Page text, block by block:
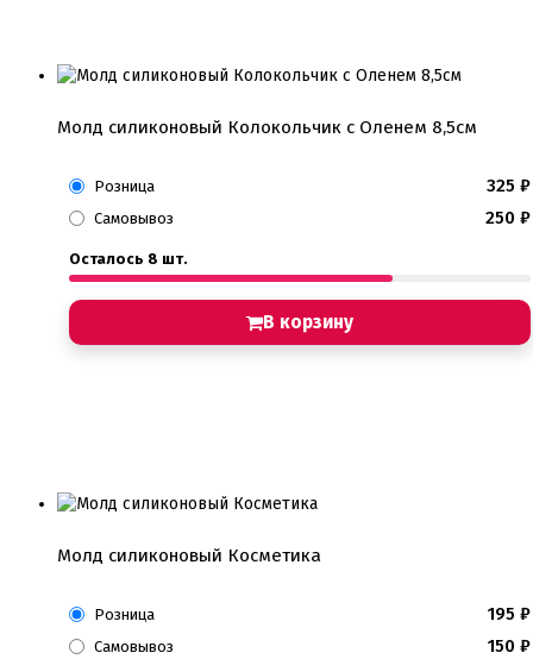
Молд силиконовый Колокольчик с Оленем 8,5см
Розница 325 ₽
Самовывоз 250 ₽
Осталось 8 шт.
В корзину
Молд силиконовый Косметика
Розница 195 ₽
Самовывоз 150 ₽